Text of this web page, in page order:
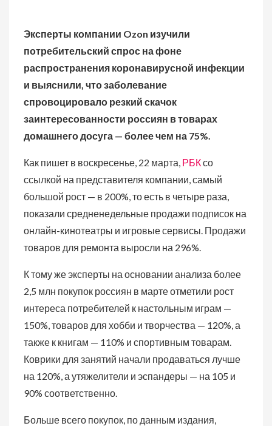
Эксперты компании Ozon изучили
потребительский спрос на фоне
распространения коронавирусной инфекции
и выяснили, что заболевание
спровоцировало резкий скачок
заинтересованности россиян в товарах
домашнего досуга — более чем на 75%.
Как пишет в воскресенье, 22 марта, РБКсо
ссылкой на представителя компании, самый
большой рост — в 200%, то есть в четыре раза,
показали средненедельные продажи подписок на
онлайн-кинотеатры и игровые сервисы. Продажи
товаров для ремонта выросли на 296%.
К тому же эксперты на основании анализа более
2,5 млн покупок россиян в марте отметили рост
интереса потребителей к настольным играм —
150%, товаров для хобби и творчества — 120%, а
также к книгам — 110% и спортивным товарам.
Коврики для занятий начали продаваться лучше
на 120%, а утяжелители и эспандеры — на 105 и
90% соответственно.
Больше всего покупок, по данным издания,